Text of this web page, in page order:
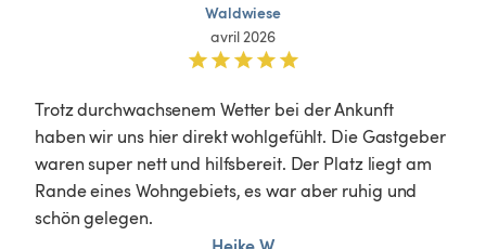
Waldwiese
avril 2026
Trotz durchwachsenem Wetter bei der Ankunft
haben wir uns hier direkt wohlgefühlt. Die Gastgeber
waren super nett und hilfsbereit. Der Platz liegt am
Rande eines Wohngebiets, es war aber ruhig und
schön gelegen.